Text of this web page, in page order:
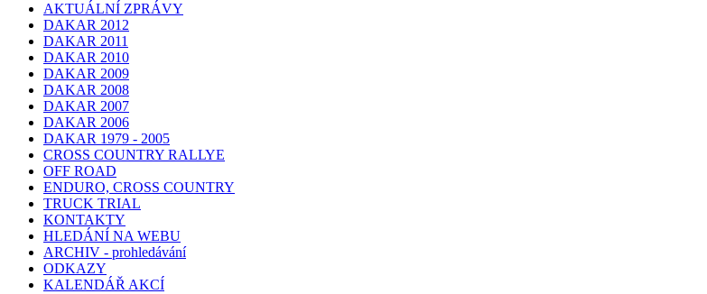
AKTUÁLNÍ ZPRÁVY
DAKAR 2012
DAKAR 2011
DAKAR 2010
DAKAR 2009
DAKAR 2008
DAKAR 2007
DAKAR 2006
DAKAR 1979 - 2005
CROSS COUNTRY RALLYE
OFF ROAD
ENDURO, CROSS COUNTRY
TRUCK TRIAL
KONTAKTY
HLEDÁNÍ NA WEBU
ARCHIV - prohledávání
ODKAZY
KALENDÁŘ AKCÍ